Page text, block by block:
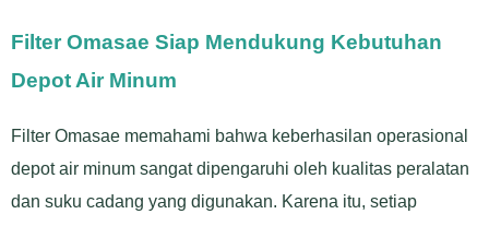
Filter Omasae Siap Mendukung Kebutuhan
Depot Air Minum
Filter Omasae memahami bahwa keberhasilan operasional
depot air minum sangat dipengaruhi oleh kualitas peralatan
dan suku cadang yang digunakan. Karena itu, setiap